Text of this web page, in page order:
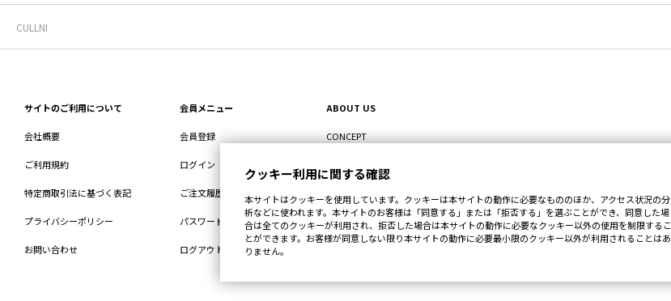
CULLNI
サイトのご利用について
会社概要
ご利用規約
特定商取引法に基づく表記
プライバシーポリシー
お問い合わせ
会員メニュー
会員登録
ログイン
ご注文履歴
パスワードを忘れた方へ
ログアウト
ABOUT US
CONCEPT
RECRUIT
クッキー利用に関する確認
本サイトはクッキーを使用しています。クッキーは本サイトの動作に必要なもののほか、アクセス状況の分
析などに使われます。本サイトのお客様は「同意する」または「拒否する」を選ぶことができ、同意した場
合は全てのクッキーが利用され、拒否した場合は本サイトの動作に必要なクッキー以外の使用を制限するこ
とができます。お客様が同意しない限り本サイトの動作に必要最小限のクッキー以外が利用されることはあ
りません。